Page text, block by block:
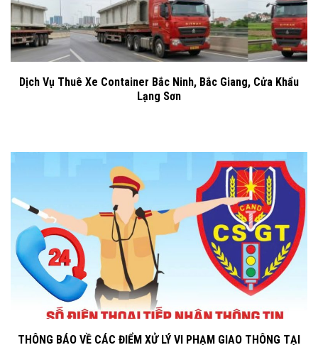
Dịch Vụ Thuê Xe Container Bắc Ninh, Bắc Giang, Cửa Khẩu
Lạng Sơn
THÔNG BÁO VỀ CÁC ĐIỂM XỬ LÝ VI PHẠM GIAO THÔNG TẠI